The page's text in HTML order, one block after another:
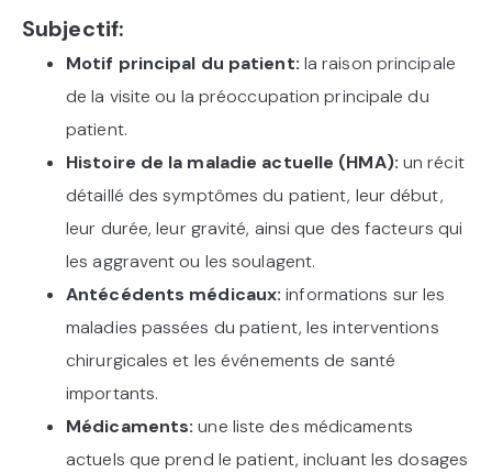
Subjectif:
Motif principal du patient: la raison principale
de la visite ou la préoccupation principale du
patient.
Histoire de la maladie actuelle (HMA): un récit
détaillé des symptômes du patient, leur début,
leur durée, leur gravité, ainsi que des facteurs qui
les aggravent ou les soulagent.
Antécédents médicaux:informations sur les
maladies passées du patient, les interventions
chirurgicales et les événements de santé
importants.
Médicaments:une liste des médicaments
actuels que prend le patient, incluant les dosages